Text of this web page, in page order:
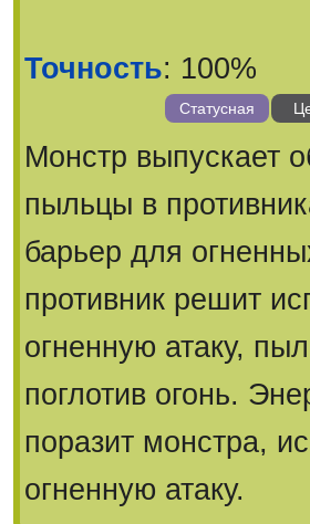
Точность: 100%
Статусная
Монстр выпускает
пыльцы в
барьер для
противник решит
огненную атаку,
поглотив огонь.
поразит монстра,
огненную атаку.